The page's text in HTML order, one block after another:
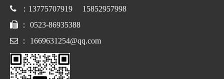
 ：13775707919 15852957998
 ： 0523-86935388
 ： 1669631254@qq.com